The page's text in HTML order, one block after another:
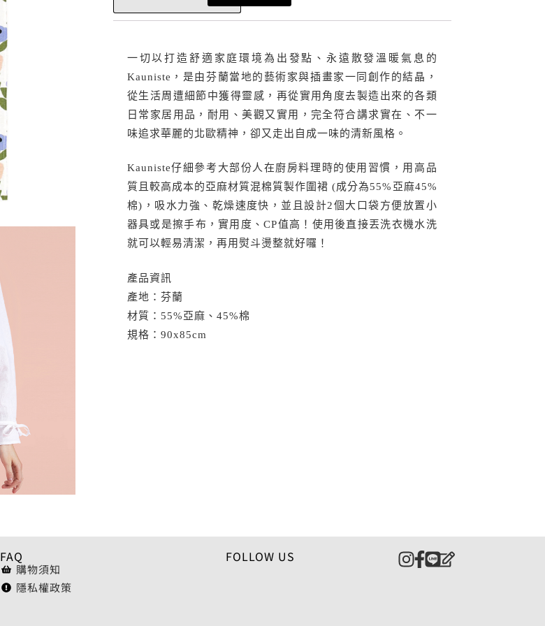
一切以打造舒適家庭環境為出發點、永遠散發溫暖氣息的
Kauniste，是由芬蘭當地的藝術家與插畫家一同創作的結晶，
從生活周遭細節中獲得靈感，再從實用角度去製造出來的各類
日常家居用品，耐用、美觀又實用，完全符合講求實在、不一
味追求華麗的北歐精神，卻又走出自成一味的清新風格。
Kauniste仔細參考大部份人在廚房料理時的使用習慣，用高品
質且較高成本的亞麻材質混棉質製作圍裙 (成分為55%亞麻45%
棉)，吸水力強、乾燥速度快，並且設計2個大口袋方便放置小
器具或是擦手布，實用度、CP值高！使用後直接丟洗衣機水洗
就可以輕易清潔，再用熨斗燙整就好囉！
產品資訊
產地：芬蘭
材質：55%亞麻、45%棉
規格：90x85cm
FAQ
購物須知
隱私權政策
FOLLOW US